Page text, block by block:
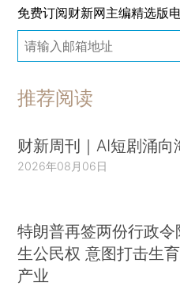
免费订阅财新网主编精选版
推荐阅读
财新周刊｜AI短剧涌向
2026年08月06日
特朗普再签两份行政令
生公民权 意图打击生
产业